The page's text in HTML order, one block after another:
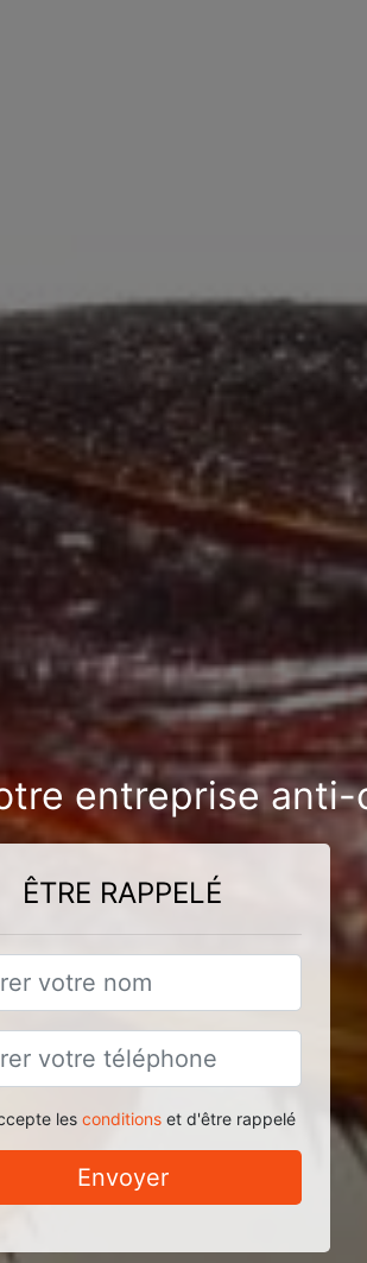
entreprise
ÊTRE RAPPELÉ
les conditionset d'être rappelé
Envoyer